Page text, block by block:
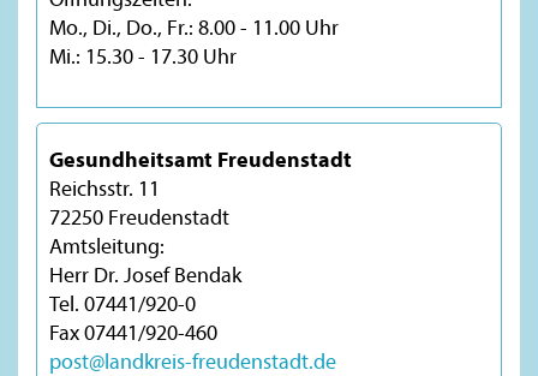
Mo., Di., Do., Fr.: 8.00 - 11.00 Uhr
Mi.: 15.30 - 17.30 Uhr
Gesundheitsamt Freudenstadt
Reichsstr. 11
72250 Freudenstadt
Amtsleitung:
Herr Dr. Josef Bendak
Tel. 07441/920-0
Fax 07441/920-460
post@landkreis-freudenstadt.de